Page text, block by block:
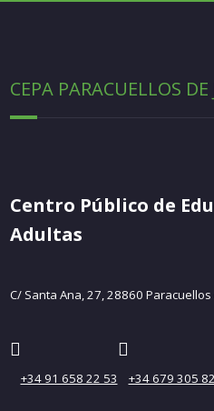
CEPA PARACUELLOS
Centro Público de
Adultas
C/ Santa Ana, 27, 28860 Paracuellos
+34 91 658 22 53 +34 679 305